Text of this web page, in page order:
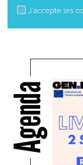
J'accepte les
Agenda